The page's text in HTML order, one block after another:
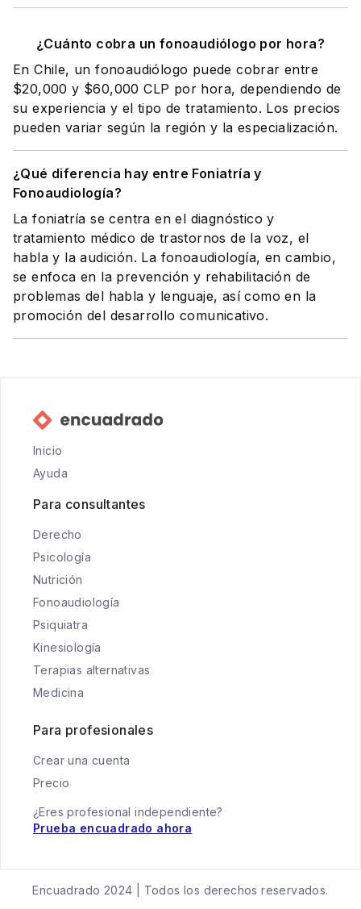
¿Cuánto cobra un fonoaudiólogo por hora?
En Chile, un fonoaudiólogo puede cobrar entre
$20,000 y $60,000 CLP por hora, dependiendo de
su experiencia y el tipo de tratamiento. Los precios
pueden variar según la región y la especialización.
¿Qué diferencia hay entre Foniatría y
Fonoaudiología?
La foniatría se centra en el diagnóstico y
tratamiento médico de trastornos de la voz, el
habla y la audición. La fonoaudiología, en cambio,
se enfoca en la prevención y rehabilitación de
problemas del habla y lenguaje, así como en la
promoción del desarrollo comunicativo.
Inicio
Ayuda
Para consultantes
Derecho
Psicología
Nutrición
Fonoaudiología
Psiquiatra
Kinesiología
Terapias alternativas
Medicina
Para profesionales
Crear una cuenta
Precio
¿Eres profesional independiente?
Prueba encuadrado ahora
Encuadrado 2024 | Todos los derechos reservados.